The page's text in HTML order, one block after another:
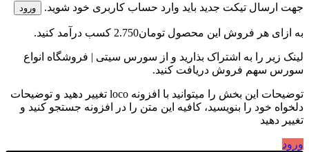
جهت ارسال تیکت جدید باید وارد حساب کاربری خود شوید. ورود
به ازای هر فروش این محصول تومان2.750 کسب درآمد کنید.
لینک زیر را به اشتراک بذارید و از سورس سیتی | فروشگاه انواع
سورس سهم فروش دریافت کنید.
توضیحات این بخش را میتوانید با افزونه loco تغییر دهید و توضیحات
دلخواه خود را بنویسید، کافیه این متن را در افزونه جستجو کنید و
تغییر دهید
ورود